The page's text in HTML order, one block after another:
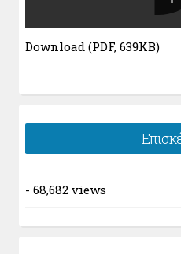
Download (PDF, 639KB)
- 68,682 views